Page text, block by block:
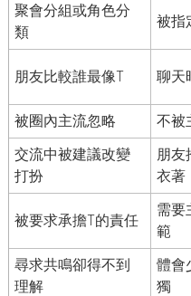
聚會分組或角色分
類
被指
朋友比較誰最像T 聊天
被圈內主流忽略
不被
交流中被建議改變
打扮
朋友
衣著
被要求承擔T的責任
需要
範
尋求共鳴卻得不到
理解
體會
獨